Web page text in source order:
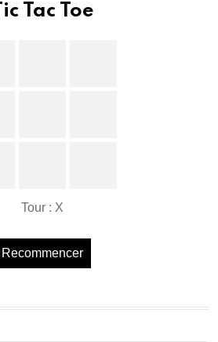
Tic Tac Toe
Tour : X
Recommencer